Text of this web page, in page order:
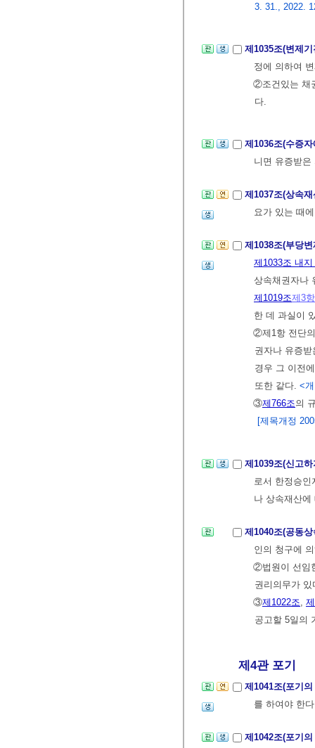
3. 31., 2022.
제1035조(변제
정에 의하여
②조건있는 채
다.
제1036조(수증
니면 유증받은
제1037조(상속
요가 있는 때
제1038조(부당
제1033조 내
상속채권자나
제1019조제3항
한 데 과실이
②제1항 전단
권자나 유증
경우 그 이전
또한 같다. <
③제766조의
[제목개정
제1039조(신고
로서 한정승
나 상속재산
제1040조(공동
인의 청구에
②법원이 선임
권리의무가 있
③제1022조
공고할 5일의
제4관 포기
제1041조(포기
를 하여야 한
제1042조(포기